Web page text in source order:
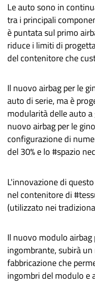
Le auto sono in
tra i principali
è puntata sul primo
riduce i limiti di
del contenitore che
Il nuovo airbag per le
auto di serie, ma è
modularità delle auto
nuovo airbag per le
configurazione di
del 30% e lo #spazio
L'innovazione di
nel contenitore di
(utilizzato nei
Il nuovo modulo
ingombrante, subirà
fabbricazione che
ingombri del modulo e